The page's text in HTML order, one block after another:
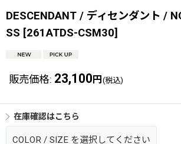
DESCENDANT / ディセンダント /
SS [261ATDS-CSM30]
販売価格: 23,100 円 (税込)
在庫確認はこちら
COLOR / SIZE を選択してください